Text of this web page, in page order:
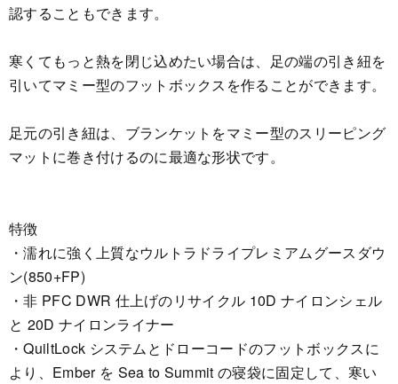
認することもできます。
寒くてもっと熱を閉じ込めたい場合は、足の端の引き紐を
引いてマミー型のフットボックスを作ることができます。
足元の引き紐は、ブランケットをマミー型のスリーピング
マットに巻き付けるのに最適な形状です。
特徴
・濡れに強く上質なウルトラドライプレミアムグースダウ
ン(850+FP)
・非 PFC DWR 仕上げのリサイクル 10D ナイロンシェル
と 20D ナイロンライナー
・QuiltLock システムとドローコードのフットボックスに
より、Ember を Sea to Summit の寝袋に固定して、寒い